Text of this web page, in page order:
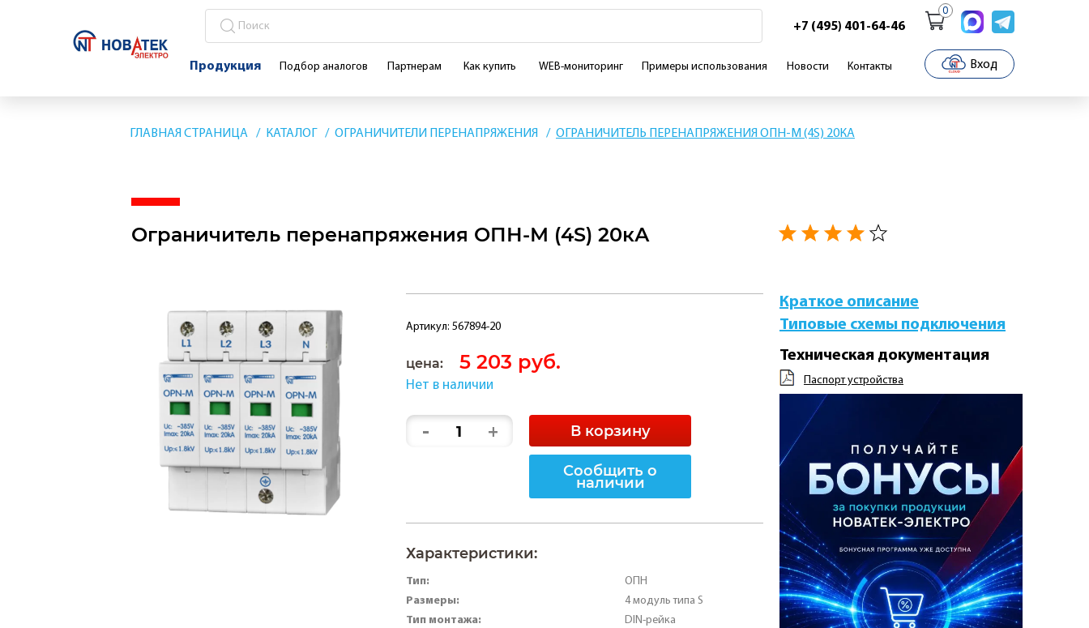
+7 (495) 401-64-46
Продукция Подбор аналогов Партнерам Как купить WEB-мониторинг Примеры использования Новости Контакты
0
Вход
ГЛАВНАЯ СТРАНИЦА КАТАЛОГ ОГРАНИЧИТЕЛИ ПЕРЕНАПРЯЖЕНИЯ ОГРАНИЧИТЕЛЬ ПЕРЕНАПРЯЖЕНИЯ ОПН-М (4S) 20КА
Ограничитель перенапряжения ОПН-М (4S) 20кА
Артикул: 567894-20
цена: 5 203 руб.
Нет в наличии
- + В корзину
Сообщить о
наличии
Характеристики:
Тип: ОПН
Размеры: 4 модуль типа S
Тип монтажа: DIN-рейка
Краткое описание
Типовые схемы подключения
Техническая документация
Паспорт устройства